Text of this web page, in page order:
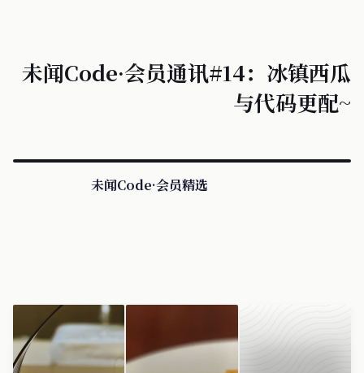
未闻Code·会员通讯#14：冰镇西瓜
与代码更配~
未闻Code·会员精选